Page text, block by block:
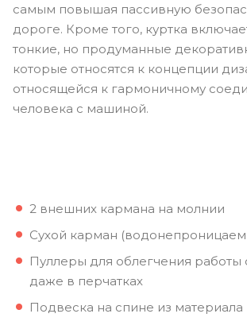
самым повышая пассивную
дороге. Кроме того, куртка
тонкие, но продуманные
которые относятся к концепции
относящейся к гармоничному
человека с машиной.
2 внешних кармана на молнии
Сухой карман
Пуллеры для облегчения работы
даже в перчатках
Подвеска на спине из материала